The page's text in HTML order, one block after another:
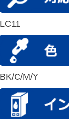
LC11
BK/C/M/Y